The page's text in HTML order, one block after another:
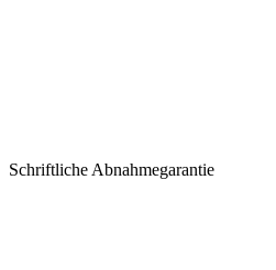
Schriftliche Abnahmegarantie